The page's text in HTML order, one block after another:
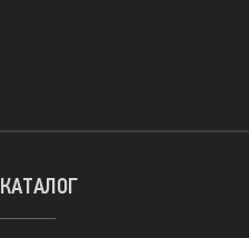
КАТАЛОГ